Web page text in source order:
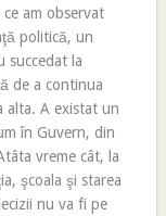
am observat
politică, un
succedat la
de a continua
alta. A existat un
în Guvern, din
vreme cât, la
şcoala şi starea
nu va fi pe